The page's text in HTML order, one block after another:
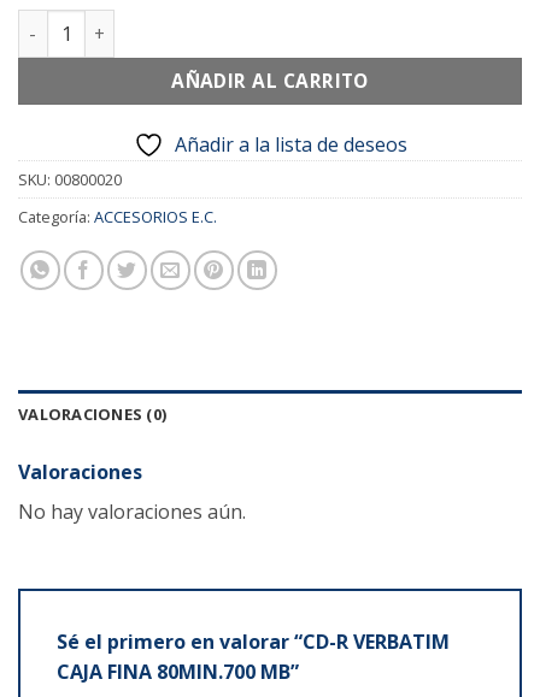
CD-R VERBATIM CAJA FINA 80MIN.700 MB cantidad
AÑADIR AL CARRITO
Añadir a la lista de deseos
SKU: 00800020
Categoría: ACCESORIOS E.C.
VALORACIONES (0)
Valoraciones
No hay valoraciones aún.
Sé el primero en valorar “CD-R VERBATIM
CAJA FINA 80MIN.700 MB”